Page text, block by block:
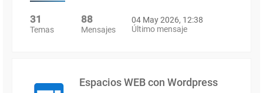
31
Temas
88
Mensajes
04 May 2026, 12:38
Último mensaje
Espacios WEB con Wordpress